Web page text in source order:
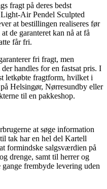
fragt på deres bedst
Air Pendel Sculpted
at bestillingen realiseres før
de garanteret kan nå at få
får fri.
fri fragt, men
handles for en fastsat pris. I
letkøbte fragtform, hvilket i
Helsingør, Nørresundby eller
til en pakkeshop.
at søge information
tak har en hel del Kartell
formindske salgsværdien på
drenge, samt til herrer og
frembyde levering uden